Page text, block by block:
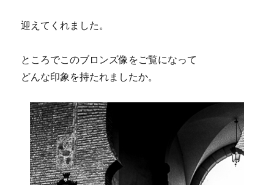
迎えてくれました。
ところでこのブロンズ像をご覧になって
どんな印象を持たれましたか。